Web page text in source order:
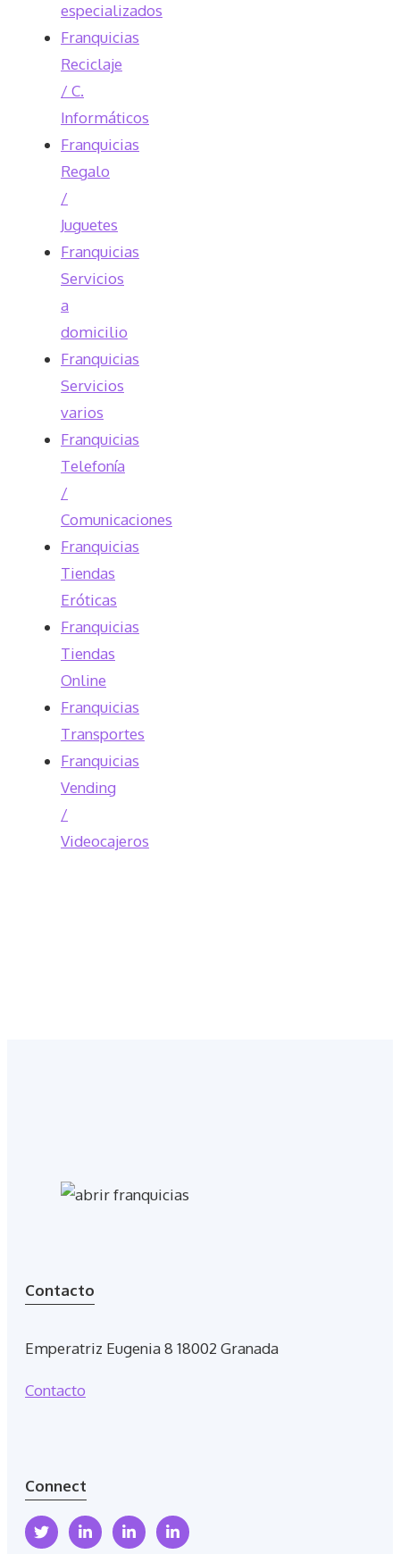
especializados
Franquicias
Reciclaje
/ C.
Informáticos
Franquicias
Regalo
/
Juguetes
Franquicias
Servicios
a
domicilio
Franquicias
Servicios
varios
Franquicias
Telefonía
/
Comunicaciones
Franquicias
Tiendas
Eróticas
Franquicias
Tiendas
Online
Franquicias
Transportes
Franquicias
Vending
/
Videocajeros
Contacto
Emperatriz Eugenia 8 18002 Granada
Contacto
Connect